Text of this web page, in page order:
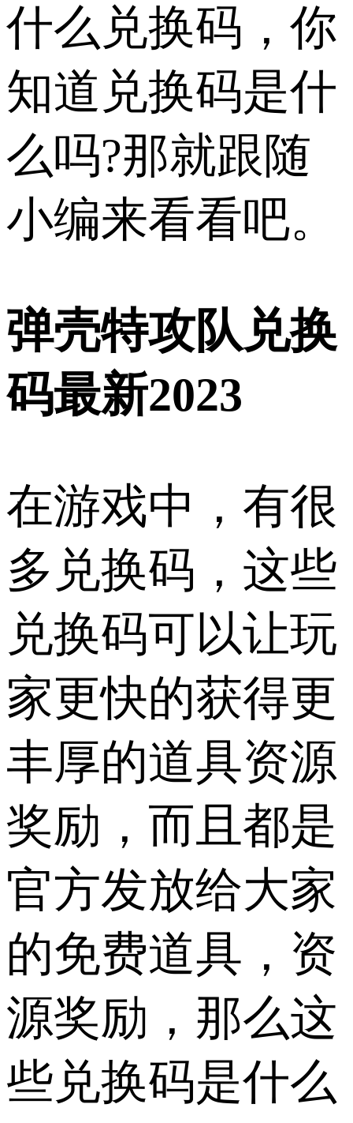
什么兑换码，你
知道兑换码是什
么吗?那就跟随
小编来看看吧。
弹壳特攻队兑换
码最新2023
在游戏中，有很
多兑换码，这些
兑换码可以让玩
家更快的获得更
丰厚的道具资源
奖励，而且都是
官方发放给大家
的免费道具，资
源奖励，那么这
些兑换码是什么